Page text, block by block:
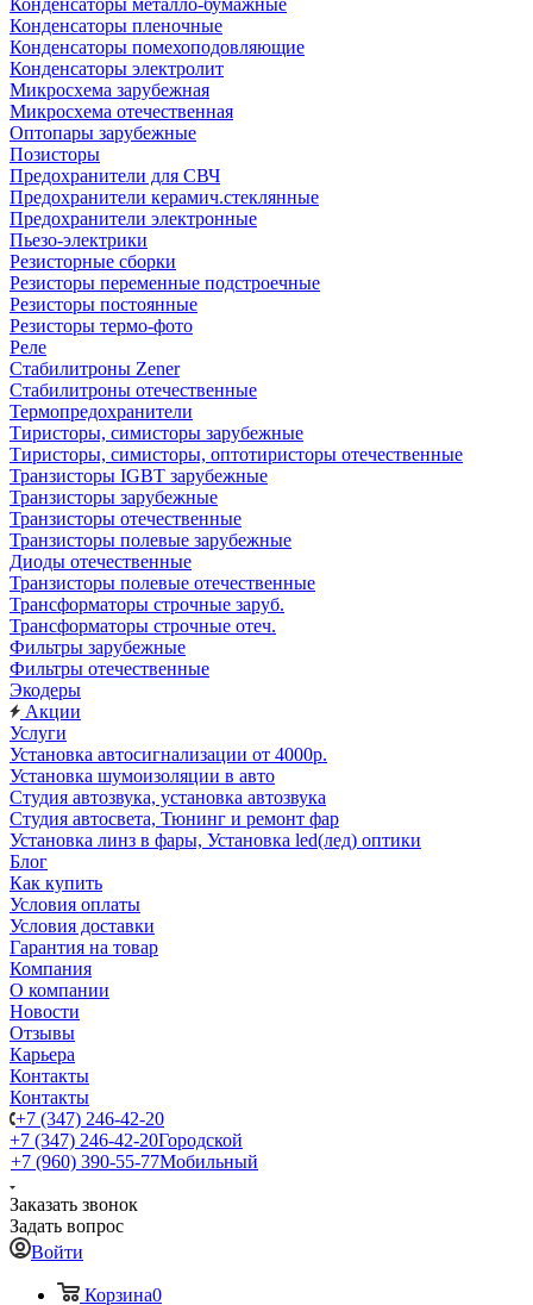
Конденсаторы металло-бумажные
Конденсаторы пленочные
Конденсаторы помехоподовляющие
Конденсаторы электролит
Микросхема зарубежная
Микросхема отечественная
Оптопары зарубежные
Позисторы
Предохранители для СВЧ
Предохранители керамич.стеклянные
Предохранители электронные
Пьезо-электрики
Резисторные сборки
Резисторы переменные подстроечные
Резисторы постоянные
Резисторы термо-фото
Реле
Стабилитроны Zener
Стабилитроны отечественные
Термопредохранители
Тиристоры, симисторы зарубежные
Тиристоры, симисторы, оптотиристоры отечественные
Транзисторы IGBT зарубежные
Транзисторы зарубежные
Транзисторы отечественные
Транзисторы полевые зарубежные
Диоды отечественные
Транзисторы полевые отечественные
Трансформаторы строчные заруб.
Трансформаторы строчные отеч.
Фильтры зарубежные
Фильтры отечественные
Экодеры
Акции
Услуги
Установка автосигнализации от 4000р.
Установка шумоизоляции в авто
Студия автозвука, установка автозвука
Студия автосвета, Тюнинг и ремонт фар
Установка линз в фары, Установка led(лед) оптики
Блог
Как купить
Условия оплаты
Условия доставки
Гарантия на товар
Компания
О компании
Новости
Отзывы
Карьера
Контакты
Контакты
+7 (347) 246-42-20
+7 (347) 246-42-20Городской
+7 (960) 390-55-77Мобильный
Заказать звонок
Задать вопрос
Войти
Корзина0